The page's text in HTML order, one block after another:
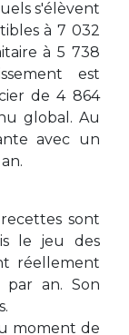
s'élèvent
à 7 032
à 5 738
est
de 4 864
global. Au
avec un
sont
le jeu des
réellement
par an. Son
moment de